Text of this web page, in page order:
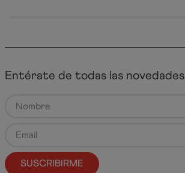
Entérate de todas las novedades
SUSCRIBIRME